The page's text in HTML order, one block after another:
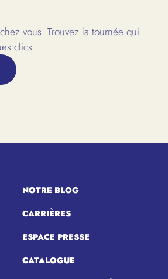
vous. Trouvez la tournée qui
clics.
NOTRE BLOG
CARRIÈRES
ESPACE PRESSE
CATALOGUE